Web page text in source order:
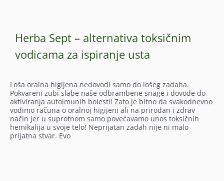
Herba Sept – alternativa toksičnim
vodicama za ispiranje usta
Loša oralna higijena nedovodi samo do lošeg zadaha.
Pokvareni zubi slabe naše odbrambene snage i dovode do
aktiviranja autoimunih bolesti! Zato je bitno da svakodnevno
vodimo računa o oralnoj higijeni ali na prirodan i zdrav
način jer u suprotnom samo povećavamo unos toksičnih
hemikalija u svoje telo! Neprijatan zadah nije ni malo
prijatna stvar. Evo